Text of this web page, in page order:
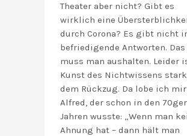
Theater aber nicht? Gibt es
wirklich eine
durch Corona? Es gibt nicht
befriedigende Antworten. Das
muss man aushalten. Leider
Kunst des Nichtwissens
dem Rückzug. Da lobe ich
Alfred, der schon in den 70ger
Jahren wusste: „Wenn man
Ahnung hat – dann hält man